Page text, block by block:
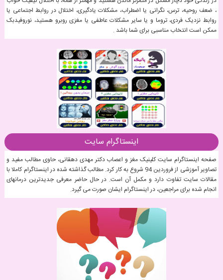
، ضعف روحیه، ترس، نگرانی یا اضطراب، مشکلات یادگیری، اختلال در روابط اجتماعی یا
روابط نزدیک فردی، تروما و یا سایر مشکلات عاطفی یا مغزی روبرو هستید، نوروفیدبک
ممکن است انتخاب مناسبی برای شما باشد .
اینستاگرام سایت
صفحه اینستاگرام سایت کلینیک مغز و اعصاب دکتر مهدی دهقانی، حاوی مطالب مفید و
تصاویر آموزشی از فروردین 94 شروع به کار کرد. مطالب گذاشته شده در اینستاگرام کاملا با
مقالات سایت تفاوت دارد و مکمل آن است. در حال حاضر معرفی جدیدترین درمانهای
انجام شده برای مراجعین، در اینستاگرام ایشان صورت می گیرد.